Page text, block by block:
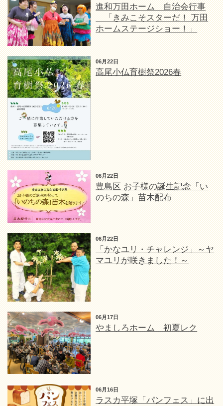
進和万田ホーム 自治会行事
「きみこそスターだ！ 万田
ホームステージショー！」
06月22日
高尾小仏育樹祭2026春
06月22日
豊島区 お子様の誕生記念「い
のちの森」苗木配布
06月22日
「かなユリ・チャレンジ」～ヤ
マユリが咲きました！～
06月17日
やましろホーム 初夏レク
06月16日
ラスカ平塚「パンフェス」に出